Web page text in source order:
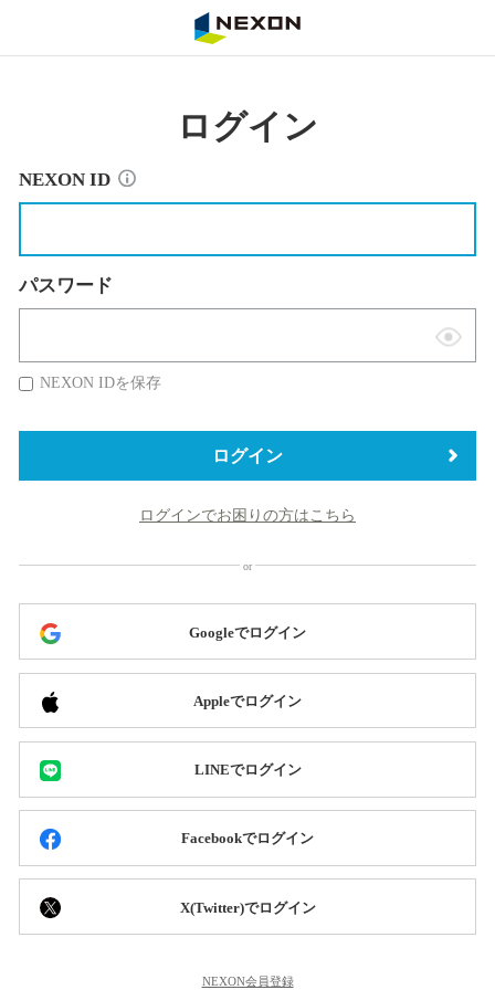
ログイン
NEXON ID
パスワード
表
替
NEXON IDを保存
ログイン
ログインでお困りの方はこちら
Googleでログイン
Appleでログイン
LINEでログイン
Facebookでログイン
X(Twitter)でログイン
NEXON会員登録